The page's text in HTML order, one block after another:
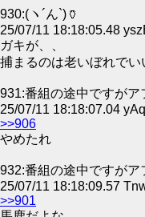
930:(ヽ´ん`)🏺
25/07/11 18:18:05.48
ガキが、、
捕まるのは老いぼれでい
931:番組の途中ですが
25/07/11 18:18:07.04
>>906
やめたれ
932:番組の途中ですが
25/07/11 18:18:09.57
>>901